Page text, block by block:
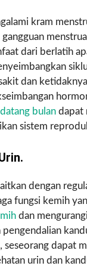
kram
dari berlatih
dan
datang bulan dapat
sistem
dengan
fungsi kemih
dan
pengendalian
seseorang dapat
urin dan